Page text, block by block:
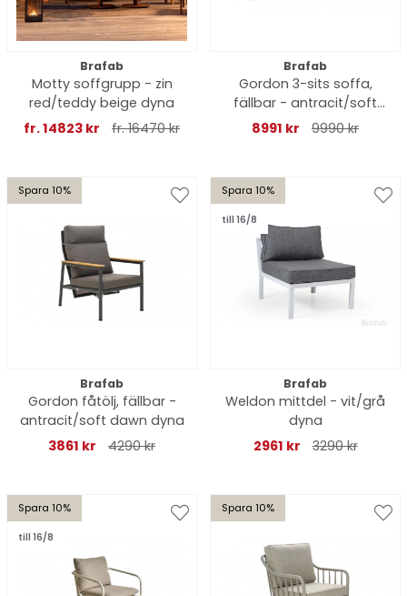
Brafab
Motty soffgrupp - zin
red/teddy beige dyna
fr. 14823 kr
fr. 16470 kr
Brafab
Gordon 3-sits soffa,
fällbar - antracit/soft
dawn dyna
8991 kr 9990 kr
Spara 10%
Brafab
Gordon fåtölj, fällbar -
antracit/soft dawn dyna
3861 kr
4290 kr
Spara 10%
till 16/8
Brafab
Weldon mittdel - vit/grå
dyna
2961 kr
3290 kr
Spara 10%
till 16/8
Spara 10%